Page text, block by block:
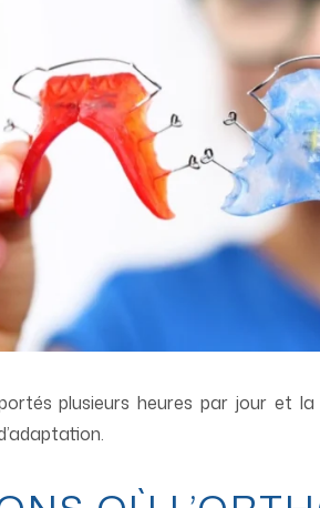
plusieurs heures par jour et